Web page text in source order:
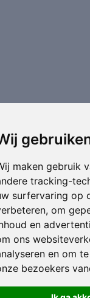
maken gebruik
tracking-
surfervaring op
om
en
ons
en om
bezoekers
706 706